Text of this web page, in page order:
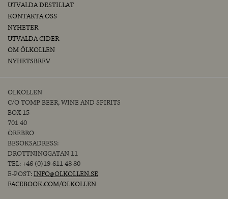
UTVALDA DESTILLAT
KONTAKTA OSS
NYHETER
UTVALDA CIDER
OM ÖLKOLLEN
NYHETSBREV
ÖLKOLLEN
C/O TOMP BEER, WINE AND SPIRITS
BOX 15
701 40
ÖREBRO
BESÖKSADRESS:
DROTTNINGGATAN 11
TEL: +46 (0)19-611 48 80
E-POST:INFO@OLKOLLEN.SE
FACEBOOK.COM/OLKOLLEN